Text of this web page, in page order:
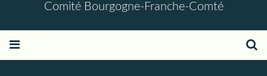
Comité Bourgogne-Franche-Comté